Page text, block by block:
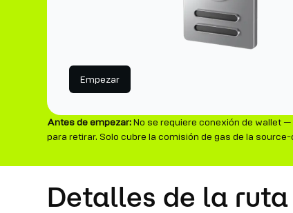
Empezar
Antes de empezar:No se requiere conexión de wallet
para retirar. Solo cubre la comisión de gas de la
Detalles de la ruta